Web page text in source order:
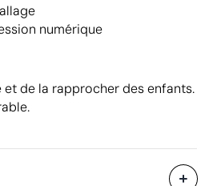
numérique
de la rapprocher des enfants.